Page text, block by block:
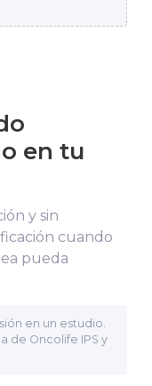
en tu
y sin
cuando
pueda
en un estudio.
de Oncolife IPS y